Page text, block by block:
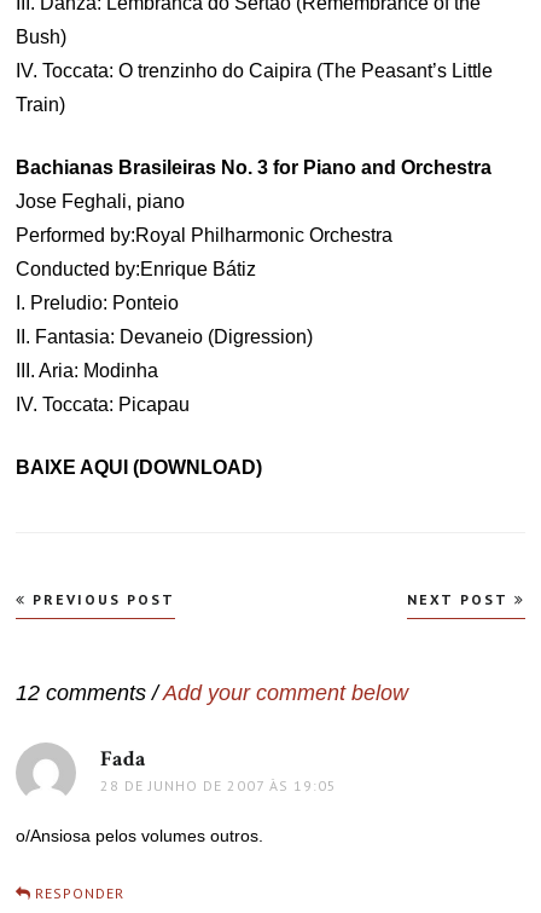
Bush)
IV. Toccata: O trenzinho do Caipira (The Peasant’s Little
Train)
Bachianas Brasileiras No. 3 for Piano and Orchestra
Jose Feghali, piano
Performed by:Royal Philharmonic Orchestra
Conducted by:Enrique Bátiz
I. Preludio: Ponteio
II. Fantasia: Devaneio (Digression)
III. Aria: Modinha
IV. Toccata: Picapau
BAIXE AQUI (DOWNLOAD)
Navegação
de
PREVIOUS POST NEXT POST
12 comments /Add your comment below
Fada
28 DE JUNHO DE 2007 ÀS 19:05
o/Ansiosa pelos volumes outros.
RESPONDER